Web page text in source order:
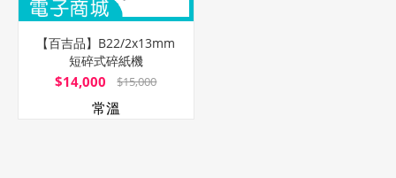
【百吉品】B22/2x13mm
短碎式碎紙機
$14,000 $15,000
常溫